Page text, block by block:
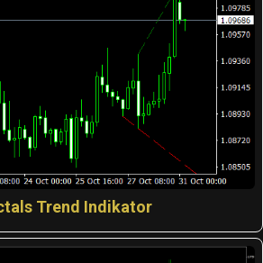
Trend Indikator